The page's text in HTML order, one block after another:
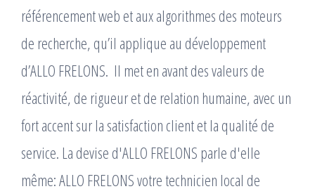
référencement web et aux algorithmes des moteurs
de recherche, qu’il applique au développement
d’ALLO FRELONS. ​ Il met en avant des valeurs de
réactivité, de rigueur et de relation humaine, avec un
fort accent sur la satisfaction client et la qualité de
service. La devise d'ALLO FRELONS parle d'elle
même: ALLO FRELONS votre technicien local de